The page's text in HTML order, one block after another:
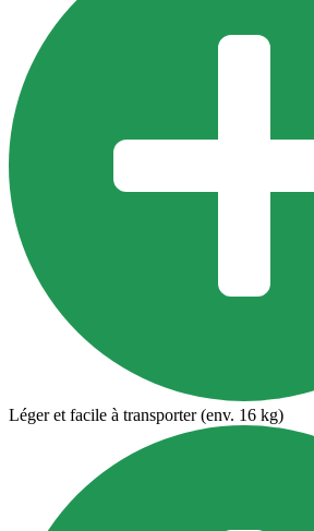
Léger et facile à transporter (env. 16 kg)